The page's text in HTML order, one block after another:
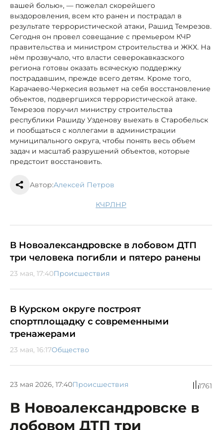
вашей болью», — пожелал скорейшего
выздоровления, всем кто ранен и пострадал в
результате террористической атаки, Рашид Темрезов.
Сегодня он провел совещание с премьером КЧР
правительства и министром строительства и ЖКХ. На
нём прозвучало, что власти северокавказского
региона готовы оказать всяческую поддержку
пострадавшим, прежде всего детям. Кроме того,
Карачаево-Черкесия возьмет на себя восстановление
объектов, подвергшихся террористической атаке.
Темрезов поручил министру строительства
республики Рашиду Узденову выехать в Старобельск
и пообщаться с коллегами в администрации
муниципального округа, чтобы понять весь объем
задач и масштаб разрушений объектов, которые
предстоит восстановить.
Автор:Алексей Петров
КЧР ЛНР
В Новоалександровске в лобовом ДТП
три человека погибли и пятеро ранены
23 мая, 17:40Происшествия
В Курском округе построят
спортплощадку с современными
тренажерами
23 мая, 16:17Общество
23 мая 2026, 17:40Происшествия 1761
В Новоалександровске в
лобовом ДТП три